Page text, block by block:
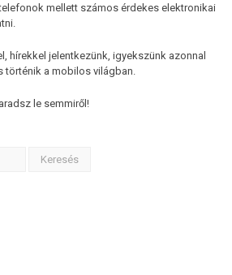
mellett számos érdekes elektronikai
hírekkel jelentkezünk, igyekszünk azonnal
történik a mobilos világban.
le semmiről!